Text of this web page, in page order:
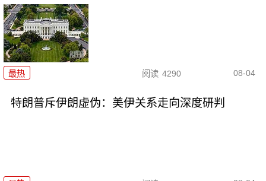
最热 阅读 4290 08-04
特朗普斥伊朗虚伪：美伊关系走向深度研判